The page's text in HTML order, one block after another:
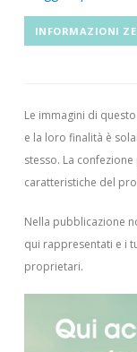
INFORMAZIONI
Le immagini di
e la loro finalità è
stesso. La
caratteristiche del
Nella pubblicazione
qui rappresentati e i
proprietari.